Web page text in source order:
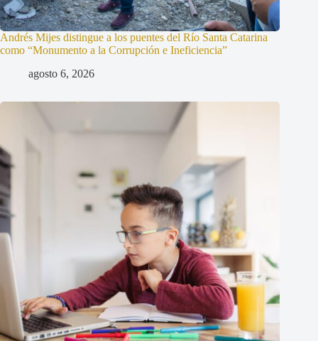
Andrés Mijes distingue a los puentes del Río Santa Catarina
como “Monumento a la Corrupción e Ineficiencia”
agosto 6, 2026